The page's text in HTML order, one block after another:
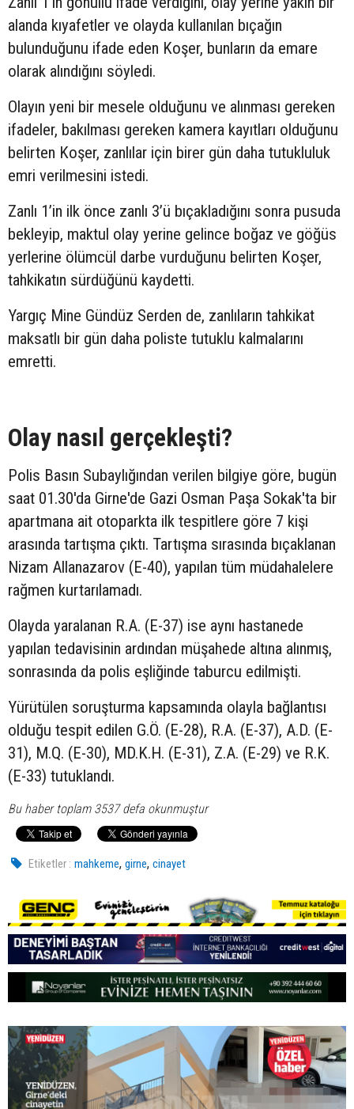
alanda kıyafetler ve olayda kullanılan bıçağın
bulunduğunu ifade eden Koşer, bunların da emare
olarak alındığını söyledi.
Olayın yeni bir mesele olduğunu ve alınması gereken
ifadeler, bakılması gereken kamera kayıtları olduğunu
belirten Koşer, zanlılar için birer gün daha tutukluluk
emri verilmesini istedi.
Zanlı 1’in ilk önce zanlı 3’ü bıçakladığını sonra pusuda
bekleyip, maktul olay yerine gelince boğaz ve göğüs
yerlerine ölümcül darbe vurduğunu belirten Koşer,
tahkikatın sürdüğünü kaydetti.
Yargıç Mine Gündüz Serden de, zanlıların tahkikat
maksatlı bir gün daha poliste tutuklu kalmalarını
emretti.
Olay nasıl gerçekleşti?
Polis Basın Subaylığından verilen bilgiye göre, bugün
saat 01.30'da Girne'de Gazi Osman Paşa Sokak'ta bir
apartmana ait otoparkta ilk tespitlere göre 7 kişi
arasında tartışma çıktı. Tartışma sırasında bıçaklanan
Nizam Allanazarov (E-40), yapılan tüm müdahalelere
rağmen kurtarılamadı.
Olayda yaralanan R.A. (E-37) ise aynı hastanede
yapılan tedavisinin ardından müşahede altına alınmış,
sonrasında da polis eşliğinde taburcu edilmişti.
Yürütülen soruşturma kapsamında olayla bağlantısı
olduğu tespit edilen G.Ö. (E-28), R.A. (E-37), A.D. (E-
31), M.Q. (E-30), MD.K.H. (E-31), Z.A. (E-29) ve R.K.
(E-33) tutuklandı.
Bu haber toplam 3537 defa okunmuştur
Etiketler : mahkeme,girne,cinayet